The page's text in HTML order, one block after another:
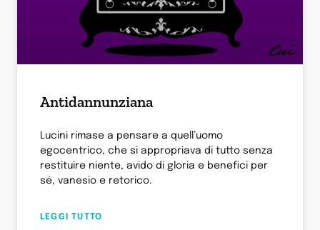
Antidannunziana
Lucini rimase a pensare a quell’uomo
egocentrico, che si appropriava di tutto senza
restituire niente, avido di gloria e benefici per
sé, vanesio e retorico.
LEGGI TUTTO